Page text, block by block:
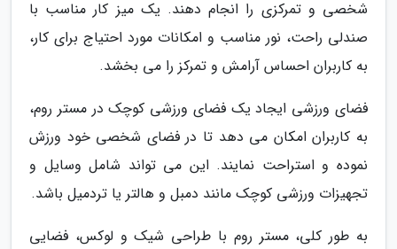
شخصی و تمرکزی را انجام دهند. یک میز کار مناسب با
صندلی راحت، نور مناسب و امکانات مورد احتیاج برای کار،
به کاربران احساس آرامش و تمرکز را می بخشد.
فضای ورزشی ایجاد یک فضای ورزشی کوچک در مستر روم،
به کاربران امکان می دهد تا در فضای شخصی خود ورزش
نموده و استراحت نمایند. این می تواند شامل وسایل و
تجهیزات ورزشی کوچک مانند دمبل و هالتر یا تردمیل باشد.
به طور کلی، مستر روم با طراحی شیک و لوکس، فضایی